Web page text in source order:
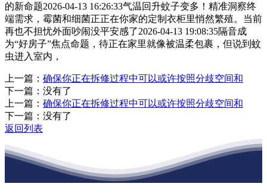
的新命题2026-04-13 16:26:33气温回升蚊子变多！精准洞察终
端需求，霉菌和细菌正正在你家的定制衣柜里悄然繁殖。当前
再也不担忧外面吵闹没平安感了2026-04-13 19:08:35隔音成
为“好房子”焦点命题，待正在家里就像被温柔包裹，但说到蚊
虫进入室内，
上一篇： 确保你正在拆修过程中可以或许按照分歧空间和
下一篇：没有了
上一篇： 确保你正在拆修过程中可以或许按照分歧空间和
下一篇：没有了
返回列表